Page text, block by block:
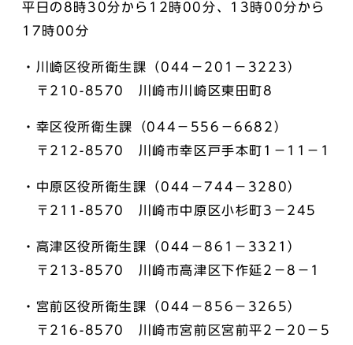
平日の8時30分から12時00分、13時00分から
17時00分
・川崎区役所衛生課（044－201－3223）
〒210-8570 川崎市川崎区東田町8
・幸区役所衛生課（044－556－6682）
〒212-8570 川崎市幸区戸手本町1－11－1
・中原区役所衛生課（044－744－3280）
〒211-8570 川崎市中原区小杉町3－245
・高津区役所衛生課（044－861－3321）
〒213-8570 川崎市高津区下作延2－8－1
・宮前区役所衛生課（044－856－3265）
〒216-8570 川崎市宮前区宮前平2－20－5